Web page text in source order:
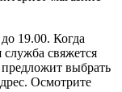
19.00. Когда
служба свяжется
выбрать
Осмотрите